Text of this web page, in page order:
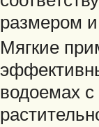
размером
Мягкие
водоемах с